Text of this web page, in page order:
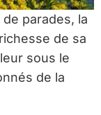
parades, la
de sa
sous le
de la